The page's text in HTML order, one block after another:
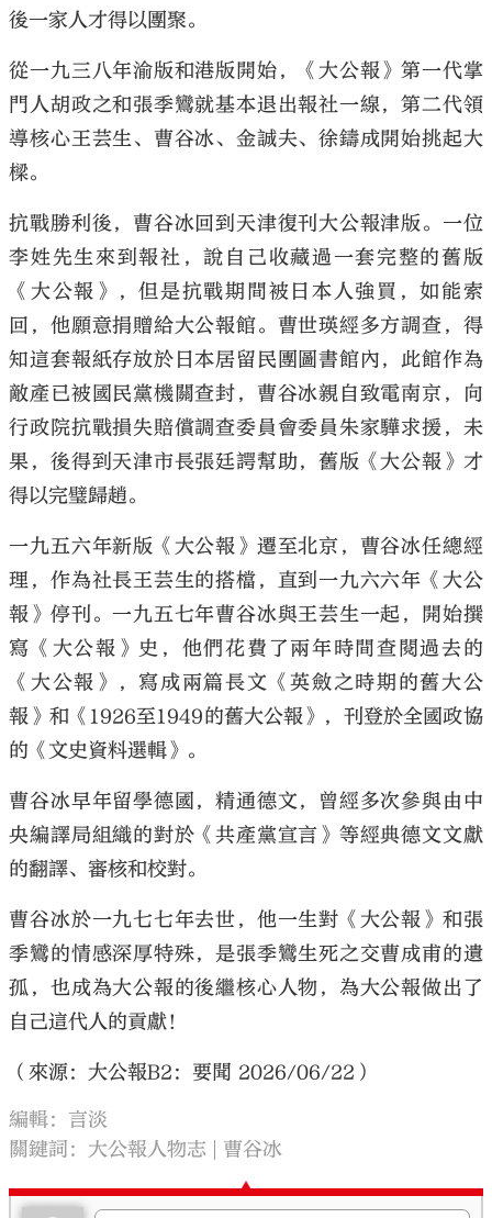
後一家人才得以團聚。
從一九三八年渝版和港版開始，《大公報》第一代掌
門人胡政之和張季鸞就基本退出報社一線，第二代領
導核心王芸生、曹谷冰、金誠夫、徐鑄成開始挑起大
樑。
抗戰勝利後，曹谷冰回到天津復刊大公報津版。一位
李姓先生來到報社，說自己收藏過一套完整的舊版
《大公報》，但是抗戰期間被日本人強買，如能索
回，他願意捐贈給大公報館。曹世瑛經多方調查，得
知這套報紙存放於日本居留民團圖書館內，此館作為
敵產已被國民黨機關查封，曹谷冰親自致電南京，向
行政院抗戰損失賠償調查委員會委員朱家驊求援，未
果，後得到天津市長張廷諤幫助，舊版《大公報》才
得以完璧歸趙。
一九五六年新版《大公報》遷至北京，曹谷冰任總經
理，作為社長王芸生的搭檔，直到一九六六年《大公
報》停刊。一九五七年曹谷冰與王芸生一起，開始撰
寫《大公報》史，他們花費了兩年時間查閱過去的
《大公報》，寫成兩篇長文《英斂之時期的舊大公
報》和《1926至1949的舊大公報》，刊登於全國政協
的《文史資料選輯》。
曹谷冰早年留學德國，精通德文，曾經多次參與由中
央編譯局組織的對於《共產黨宣言》等經典德文文獻
的翻譯、審核和校對。
曹谷冰於一九七七年去世，他一生對《大公報》和張
季鸞的情感深厚特殊，是張季鸞生死之交曹成甫的遺
孤，也成為大公報的後繼核心人物，為大公報做出了
自己這代人的貢獻！
（來源：大公報B2：要聞 2026/06/22）
編輯：言淡
關鍵詞： 大公報人物志 曹谷冰